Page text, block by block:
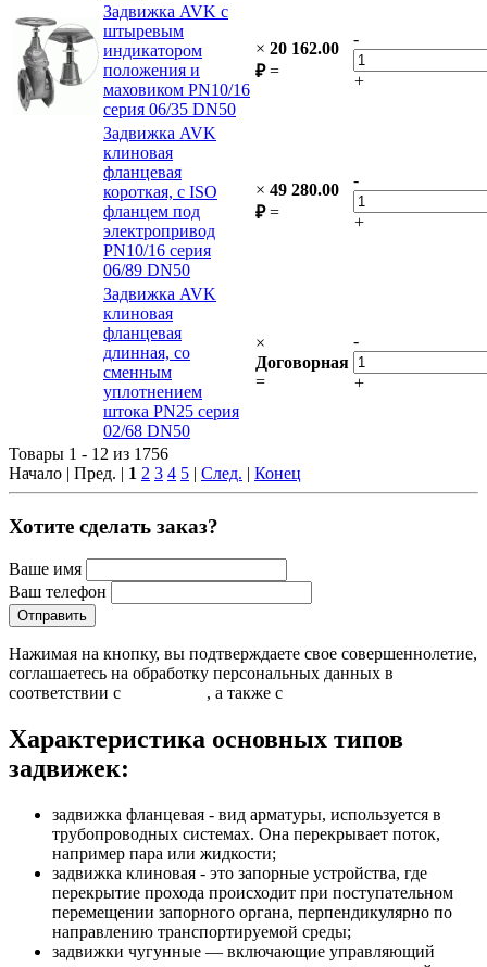
Задвижка AVK с
штыревым
индикатором
положения и
маховиком PN10/16
серия 06/35 DN50
× 20 162.00
₽ =
-
+
Задвижка AVK
клиновая
фланцевая
короткая, с ISO
фланцем под
электропривод
PN10/16 серия
06/89 DN50
× 49 280.00
₽ =
-
+
Задвижка AVK
клиновая
фланцевая
длинная, со
сменным
уплотнением
штока PN25 серия
02/68 DN50
×
Договорная
=
-
+
Товары 1 - 12 из 1756
Начало | Пред. | 1 2 3 4 5 | След. | Конец
Хотите сделать заказ?
Ваше имя
Ваш телефон
Нажимая на кнопку, вы подтверждаете свое совершеннолетие,
соглашаетесь на обработку персональных данных в
соответствии с
, а также с
Характеристика основных типов
задвижек:
задвижка фланцевая - вид арматуры, используется в
трубопроводных системах. Она перекрывает поток,
например пара или жидкости;
задвижка клиновая - это запорные устройства, где
перекрытие прохода происходит при поступательном
перемещении запорного органа, перпендикулярно по
направлению транспортируемой среды;
задвижки чугунные — включающие управляющий